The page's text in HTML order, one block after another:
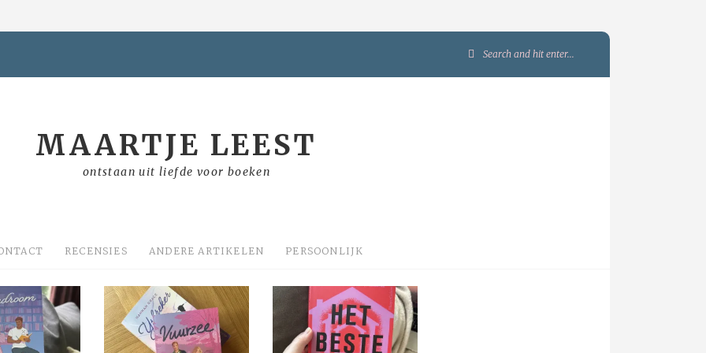
Search
MAARTJE LEEST
ontstaan uit liefde voor boeken
RECENSIES ANDERE ARTIKELEN PERSOONLIJK